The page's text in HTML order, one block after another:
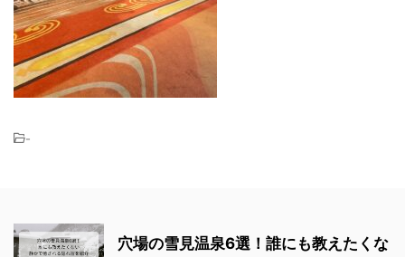
-
穴場の雪見温泉6選！誰にも教えたくな